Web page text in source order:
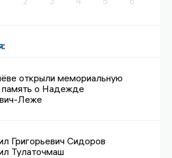
:
открыли мемориальную
память о Надежде
Леже
Григорьевич Сидоров
Тулаточмаш